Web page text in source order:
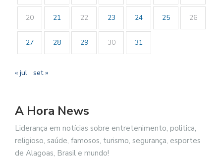
20 21 22 23 24 25 26
27 28 29 30 31
« jul set »
A Hora News
Liderança em notícias sobre entretenimento, politica,
religioso, saúde, famosos, turismo, segurança, esportes
de Alagoas, Brasil e mundo!